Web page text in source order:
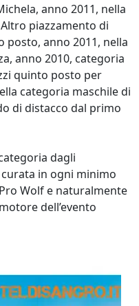
anno 2011, nella
piazzamento di
posto, anno 2011, nella
anno 2010, categoria
quinto posto per
categoria maschile di
di distacco dal primo
dagli
in ogni minimo
Wolf e naturalmente
dell’evento